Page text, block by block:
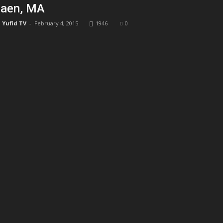
MA
Yufid TV - February 4, 2015 1946 0